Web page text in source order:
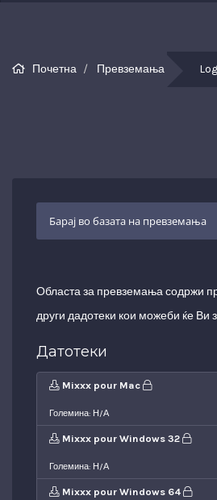
Почетна Превземања
Областа за превземања содржи
други дадотеки кои можеби ќе Ви
Датотеки
Mixxx pour Mac
Големина: Н/А
Mixxx pour Windows 32
Големина: Н/А
Mixxx pour Windows 64